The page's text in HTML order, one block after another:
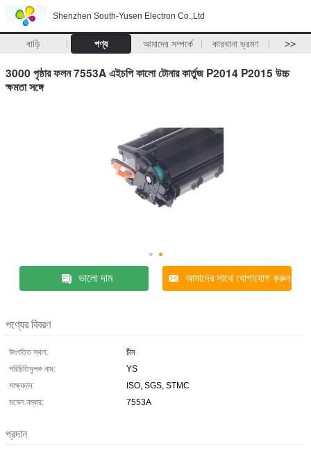
Shenzhen South-Yusen Electron Co.,Ltd
বাড়ি পণ্য আমাদের সম্পর্কে কারখানা ভ্রমণ >>
3000 পৃষ্ঠার ফলন 7553A এইচপি কালো টোনার কার্তুজ P2014 P2015 উচ্চ
ক্ষমতা সঙ্গে
ভালো দাম আমাদের সাথে যোগাযোগ করুন
পণ্যের বিবরণ
উৎপত্তি স্থল:
চীন
পরিচিতিমুলক নাম:
YS
সাক্ষ্যদান:
ISO, SGS, STMC
মডেল নম্বার:
7553A
প্রদান